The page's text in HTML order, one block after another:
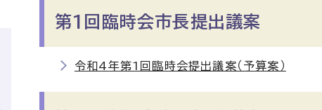
第1回臨時会市長提出議案
令和4年第1回臨時会提出議案（予算案）